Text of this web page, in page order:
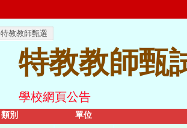
特教教師甄
學校網頁公告
特教教師甄選
類別 單位